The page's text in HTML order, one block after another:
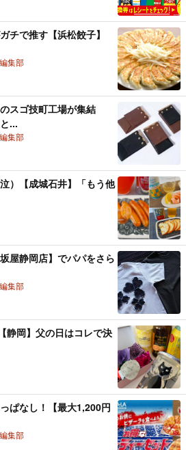
チで推す【浜松餃子】
集部
スゴ技町工場が集結
...
集部
）【成城石井】「もう他
屋静岡店】でパパをさら
集部
静岡】父の日はコレで決
ぱなし！【最大1,200円
集部